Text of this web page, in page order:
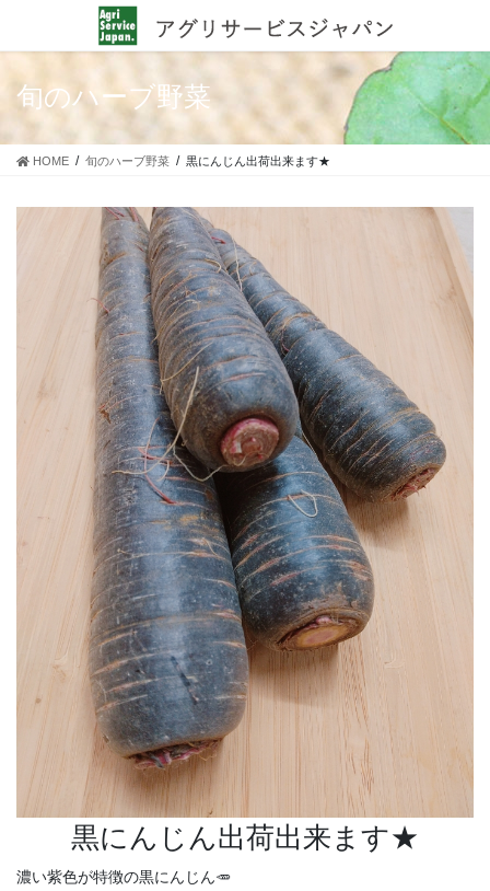
旬のハーブ野菜
HOME 旬のハーブ野菜 黒にんじん出荷出来ます★
黒にんじん出荷出来ます★
濃い紫色が特徴の黒にんじん🥕